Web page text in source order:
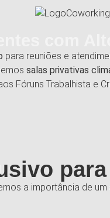
para reuniões e
salas privativas
Fóruns Trabalhista e
a importância de